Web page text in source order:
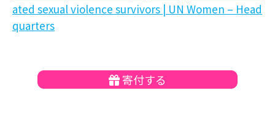
ated sexual violence survivors | UN Women – Head
quarters
寄付する